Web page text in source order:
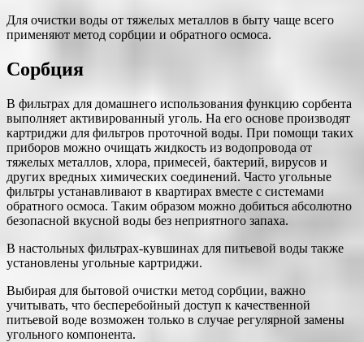
Для очистки воды от тяжелых металлов в быту чаще всего
применяют метод сорбции и обратного осмоса.
Сорбция
В фильтрах для домашнего использования функцию сорбента
выполняет активированный уголь. На его основе производят
картриджи для фильтров проточной воды. При помощи таких
приборов можно очищать жидкость из водопровода от
тяжелых металлов, хлора, примесей, бактерий, вирусов и
других вредных химических соединений. Часто угольные
фильтры устанавливают в квартирах вместе с системами
обратного осмоса. Таким образом можно добиться абсолютно
безопасной вкусной воды без неприятного запаха.
В настольных фильтрах-кувшинах для питьевой воды также
установлены угольные картриджи.
Выбирая для бытовой очистки метод сорбции, важно
учитывать, что бесперебойный доступ к качественной
питьевой воде возможен только в случае регулярной замены
угольного компонента.